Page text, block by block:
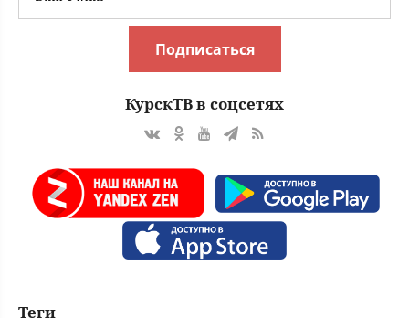
Подписаться
КурскТВ в соцсетях
Теги